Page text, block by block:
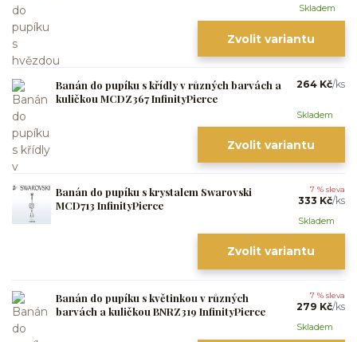
Skladem
Zvolit variantu
Banán do pupíku s křídly v různých barvách a
kuličkou MCDZ367 InfinityPierce
264 Kč/ks
Skladem
Zvolit variantu
Banán do pupíku s krystalem Swarovski
MCD713 InfinityPierce
7 % sleva
333 Kč/ks
Skladem
Zvolit variantu
Banán do pupíku s květinkou v různých
barvách a kuličkou BNRZ319 InfinityPierce
7 % sleva
279 Kč/ks
Skladem